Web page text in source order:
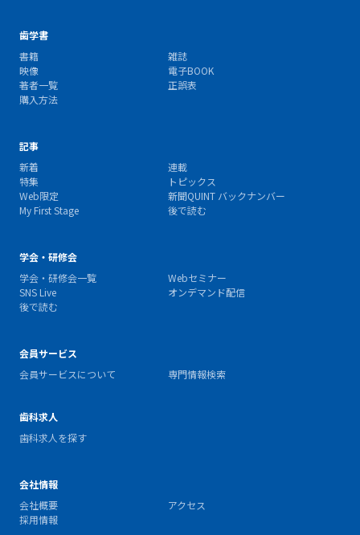
歯学書
書籍
雑誌
映像
電子BOOK
著者一覧
正誤表
購入方法
記事
新着
連載
特集
トピックス
Web限定
新聞QUINT バックナンバー
My First Stage
後で読む
学会・研修会
学会・研修会一覧
Webセミナー
SNS Live
オンデマンド配信
後で読む
会員サービス
会員サービスについて
専門情報検索
歯科求人
歯科求人を探す
会社情報
会社概要
アクセス
採用情報